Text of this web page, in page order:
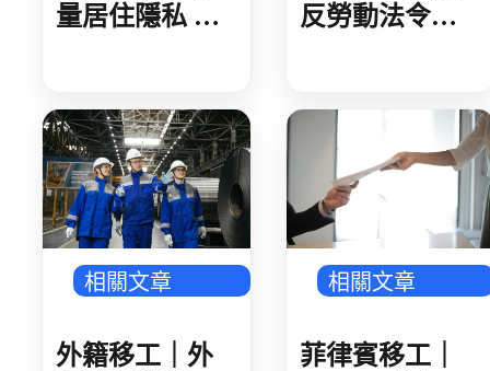
量居住隱私 簡
反勞動法令雇
錄無下架期限
永久公開
相關文章
外籍移工｜外
相關文章
菲律賓移工｜